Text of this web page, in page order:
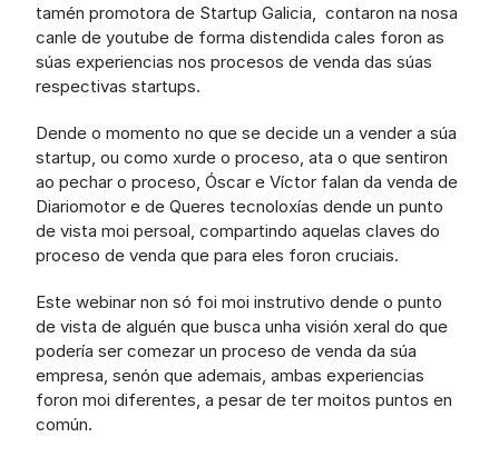
tamén promotora de Startup Galicia,  contaron na nosa
canle de youtube de forma distendida cales foron as
súas experiencias nos procesos de venda das súas
respectivas startups.
Dende o momento no que se decide un a vender a súa
startup, ou como xurde o proceso, ata o que sentiron
ao pechar o proceso, Óscar e Víctor falan da venda de
Diariomotor e de Queres tecnoloxías dende un punto
de vista moi persoal, compartindo aquelas claves do
proceso de venda que para eles foron cruciais.
Este webinar non só foi moi instrutivo dende o punto
de vista de alguén que busca unha visión xeral do que
podería ser comezar un proceso de venda da súa
empresa, senón que ademais, ambas experiencias
foron moi diferentes, a pesar de ter moitos puntos en
común.